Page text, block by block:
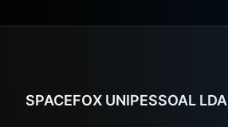
SPACEFOX UNIPESSOAL LDA